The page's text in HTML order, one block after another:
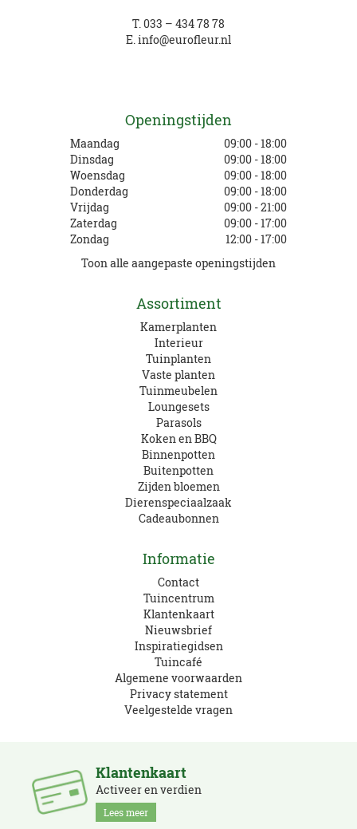
T.033 – 434 78 78
E.info@eurofleur.nl
Openingstijden
Maandag
09:00 - 18:00
Dinsdag
09:00 - 18:00
Woensdag
09:00 - 18:00
Donderdag
09:00 - 18:00
Vrijdag
09:00 - 21:00
Zaterdag
09:00 - 17:00
Zondag
12:00 - 17:00
Toon alle aangepaste openingstijden
Assortiment
Kamerplanten
Interieur
Tuinplanten
Vaste planten
Tuinmeubelen
Loungesets
Parasols
Koken en BBQ
Binnenpotten
Buitenpotten
Zijden bloemen
Dierenspeciaalzaak
Cadeaubonnen
Informatie
Contact
Tuincentrum
Klantenkaart
Nieuwsbrief
Inspiratiegidsen
Tuincafé
Algemene voorwaarden
Privacy statement
Veelgestelde vragen
Klantenkaart
Activeer en verdien
Lees meer